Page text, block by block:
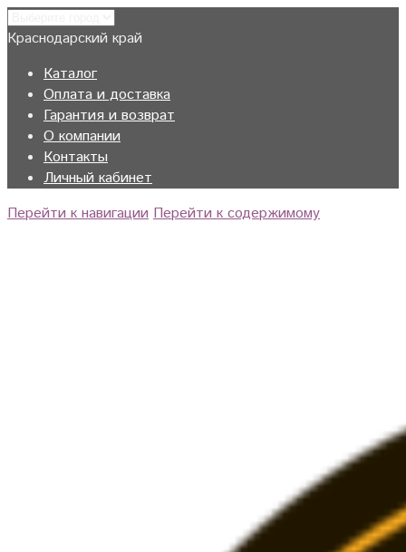
Краснодарский край
Каталог
Оплата и доставка
Гарантия и возврат
О компании
Контакты
Личный кабинет
Перейти к навигации Перейти к содержимому